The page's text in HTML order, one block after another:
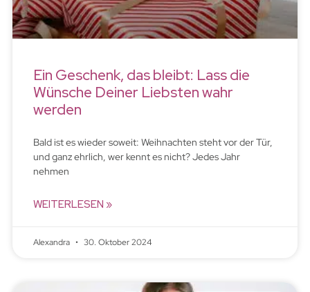
Ein Geschenk, das bleibt: Lass die
Wünsche Deiner Liebsten wahr
werden
Bald ist es wieder soweit: Weihnachten steht vor der Tür,
und ganz ehrlich, wer kennt es nicht? Jedes Jahr
nehmen
WEITERLESEN »
Alexandra 30. Oktober 2024